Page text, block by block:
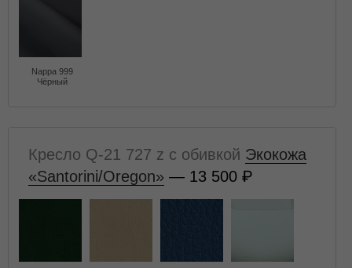
Nappa 999
Чёрный
Кресло Q-21 727 z с обивкой Экокожа
«Santorini/Oregon» — 13 500